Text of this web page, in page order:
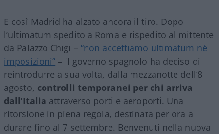
E così Madrid ha alzato ancora il tiro. Dopo
l’ultimatum spedito a Roma e rispedito al mittente
da Palazzo Chigi – “non accettiamo ultimatum né
imposizioni” – il governo spagnolo ha deciso di
reintrodurre a sua volta, dalla mezzanotte dell’8
agosto, controlli temporanei per chi arriva
dall’Italia attraverso porti e aeroporti. Una
ritorsione in piena regola, destinata per ora a
durare fino al 7 settembre. Benvenuti nella nuova